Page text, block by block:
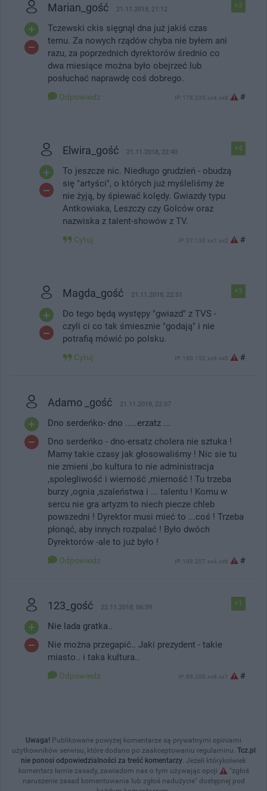
+3
Marian_gość 21.11.2018, 21:12
Tczewski ckis sięgnął dna już jakiś czas
temu. Za nowych rządów chyba nie byłem ani
razu, za poprzednich dyrektorów średnio co
dwa miesiące można było obejrzeć lub
posłuchać naprawdę coś dobrego.
Odpowiedz IP: 178.235.xx4.xx8 #
+4
Elwira_gość 21.11.2018, 22:40
To jeszcze nic. Niedługo grudzień - obudzą
się "artyści", o których już myśleliśmy że
nie żyją, by śpiewać kolędy. Gwiazdy typu
Antkowiaka, Leszczy czy Golców oraz
nazwiska z talent-showów z TV.
Cytuj IP: 37.130.xx1.xx2 #
+3
Magda_gość 21.11.2018, 22:51
Do tego będą występy "gwiazd" z TVS -
czyli ci co tak śmiesznie "godają" i nie
potrafią mówić po polsku.
Cytuj IP: 190.152.xx9.xx0 #
Adamo _gość 21.11.2018, 22:07
Dno serdeńko- dno .....erzatz ...
Dno serdeńko - dno-ersatz cholera nie sztuka !
Mamy takie czasy jak głosowaliśmy ! Nic sie tu
nie zmieni ,bo kultura to nie administracja
,spolegliwość i wierność ,mierność ! Tu trzeba
burzy ,ognia ,szaleństwa i ... talentu ! Komu w
sercu nie gra artyzm to niech piecze chleb
powszedni ! Dyrektor musi mieć to ...coś ! Trzeba
płonąć, aby innych rozpalać ! Było dwóch
Dyrektorów -ale to już było !
Odpowiedz IP: 109.207.xx4.xx6 #
+1
123_gość 22.11.2018, 06:39
Nie lada gratka..
Nie można przegapić.. Jaki prezydent - takie
miasto.. i taka kultura..
Odpowiedz IP: 89.200.xx8.xx1 #
Uwaga! Publikowane powyżej komentarze są prywatnymi opiniami
użytkowników serwisu, które dodano po zaakceptowaniu regulaminu. Tcz.pl
nie ponosi odpowiedzialności za treść komentarzy. Jeżeli którykolwiek
komentarz łamie zasady, zawiadom nas o tym używając opcji
"zgłoś
naruszenie zasad komentowania lub zgłoś nadużycie" dostępnej pod